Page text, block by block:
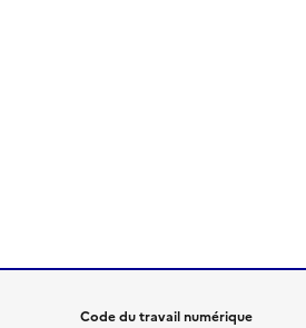
Code du travail numérique